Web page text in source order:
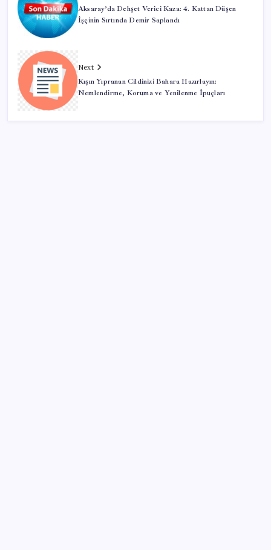
Aksaray’da Dehşet Verici Kaza: 4. Kattan Düşen
İşçinin Sırtında Demir Saplandı
Next
Kışın Yıpranan Cildinizi Bahara Hazırlayın:
Nemlendirme, Koruma ve Yenilenme İpuçları